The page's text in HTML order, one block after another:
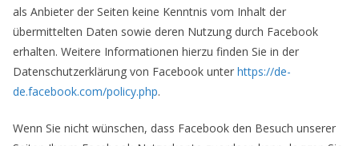
als Anbieter der Seiten keine Kenntnis vom Inhalt der
übermittelten Daten sowie deren Nutzung durch Facebook
erhalten. Weitere Informationen hierzu finden Sie in der
Datenschutzerklärung von Facebook unter https://de-
de.facebook.com/policy.php.
Wenn Sie nicht wünschen, dass Facebook den Besuch unserer